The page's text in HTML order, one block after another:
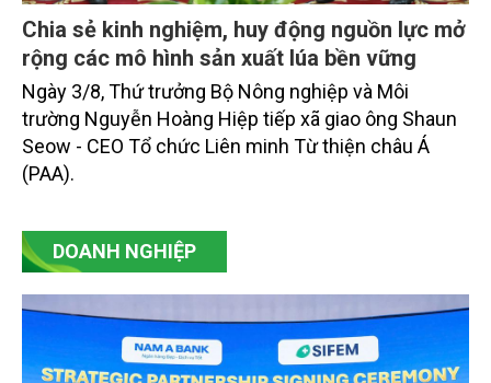
Chia sẻ kinh nghiệm, huy động nguồn lực mở
rộng các mô hình sản xuất lúa bền vững
Ngày 3/8, Thứ trưởng Bộ Nông nghiệp và Môi
trường Nguyễn Hoàng Hiệp tiếp xã giao ông Shaun
Seow - CEO Tổ chức Liên minh Từ thiện châu Á
(PAA).
DOANH NGHIỆP